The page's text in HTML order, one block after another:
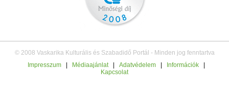
© 2008 Vaskarika Kulturális és Szabadidő Portál - Minden jog fenntartva
Impresszum
Médiaajánlat Adatvédelem Információk
Kapcsolat